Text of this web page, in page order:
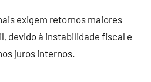
exigem retornos maiores
devido à instabilidade fiscal e
juros internos.